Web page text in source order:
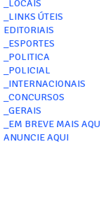
_LOCAIS
_LINKS ÚTEIS
EDITORIAIS
_ESPORTES
_POLITICA
_POLICIAL
_INTERNACIONAIS
_CONCURSOS
_GERAIS
_EM BREVE MAIS
ANUNCIE AQUI